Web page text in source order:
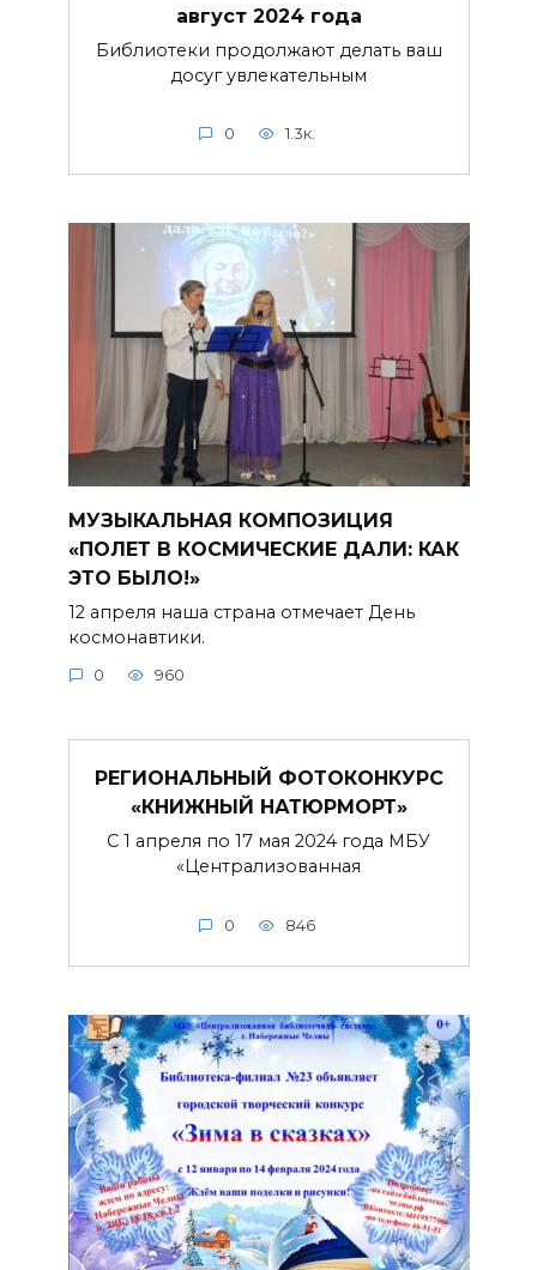
август 2024 года
Библиотеки продолжают делать ваш
досуг увлекательным
0 1.3к.
МУЗЫКАЛЬНАЯ КОМПОЗИЦИЯ
«ПОЛЕТ В КОСМИЧЕСКИЕ ДАЛИ: КАК
ЭТО БЫЛО!»
12 апреля наша страна отмечает День
космонавтики.
0 960
РЕГИОНАЛЬНЫЙ ФОТОКОНКУРС
«КНИЖНЫЙ НАТЮРМОРТ»
С 1 апреля по 17 мая 2024 года МБУ
«Централизованная
0 846